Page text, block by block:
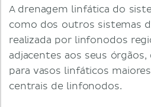
A drenagem linfática do
como dos outros sistemas
realizada por linfonodos
adjacentes aos seus
para vasos linfáticos
centrais de linfonodos.